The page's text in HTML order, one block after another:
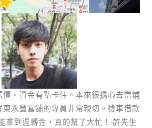
、資金有點卡住。本來很擔心去當鋪
東永豐當舖的專員非常親切。機車借款
拿到週轉金，真的幫了大忙！-許先生